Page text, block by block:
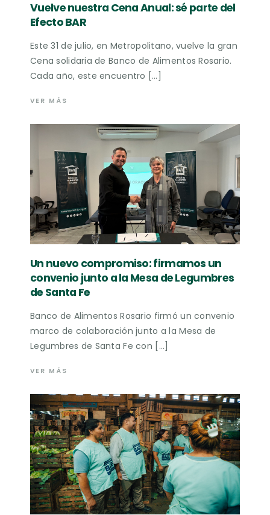
Vuelve nuestra Cena Anual: sé parte del
Efecto BAR
Este 31 de julio, en Metropolitano, vuelve la gran
Cena solidaria de Banco de Alimentos Rosario.
Cada año, este encuentro […]
VER MÁS
Un nuevo compromiso: firmamos un
convenio junto a la Mesa de Legumbres
de Santa Fe
Banco de Alimentos Rosario firmó un convenio
marco de colaboración junto a la Mesa de
Legumbres de Santa Fe con […]
VER MÁS